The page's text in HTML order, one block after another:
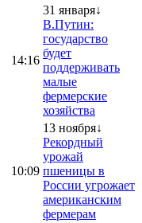
14:16
31 января↓
В.Путин:
государство
будет
поддерживать
малые
фермерские
хозяйства
10:09
13 ноября↓
Рекордный
урожай
пшеницы в
России угрожает
американским
фермерам